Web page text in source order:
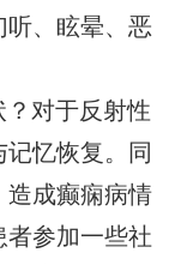
听、眩晕、恶
？对于反射性
忆恢复。同
造成癫痫病情
者参加一些社